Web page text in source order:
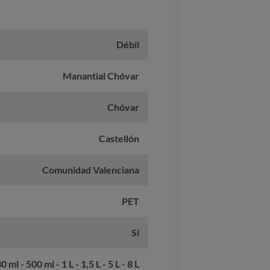
Débil
Manantial Chóvar
Chóvar
Castellón
Comunidad Valenciana
PET
Sí
ml - 500 ml - 1 L - 1,5 L - 5 L - 8 L